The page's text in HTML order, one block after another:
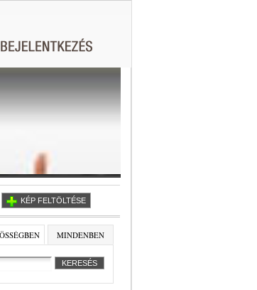
KÉP FELTÖLTÉSE
MINDENBEN